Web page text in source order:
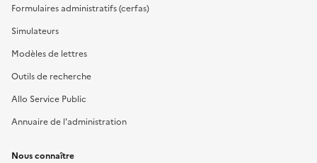
Formulaires administratifs (cerfas)
Simulateurs
Modèles de lettres
Outils de recherche
Allo Service Public
Annuaire de l'administration
Nous connaître